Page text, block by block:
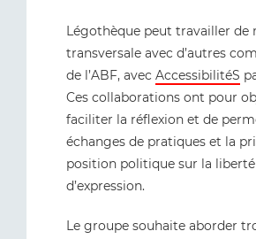
Légothèque peut travailler de
transversale avec d’autres
de l’ABF, avec AccessibilitéS
Ces collaborations ont pour
faciliter la réflexion et de
échanges de pratiques et la
position politique sur la liberté
d’expression.
Le groupe souhaite aborder